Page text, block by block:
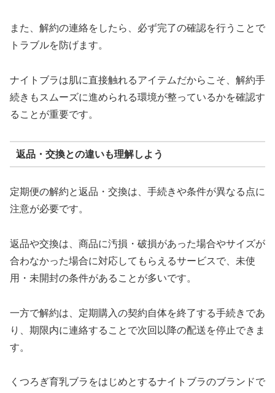
また、解約の連絡をしたら、必ず完了の確認を行うことで
トラブルを防げます。
ナイトブラは肌に直接触れるアイテムだからこそ、解約手
続きもスムーズに進められる環境が整っているかを確認す
ることが重要です。
返品・交換との違いも理解しよう
定期便の解約と返品・交換は、手続きや条件が異なる点に
注意が必要です。
返品や交換は、商品に汚損・破損があった場合やサイズが
合わなかった場合に対応してもらえるサービスで、未使
用・未開封の条件があることが多いです。
一方で解約は、定期購入の契約自体を終了する手続きであ
り、期限内に連絡することで次回以降の配送を停止できま
す。
くつろぎ育乳ブラをはじめとするナイトブラのブランドで